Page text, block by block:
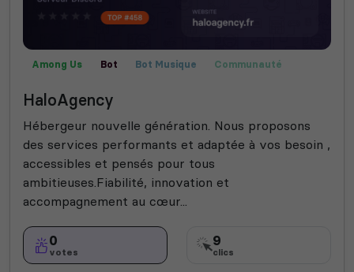
Among Us Bot Bot Musique
Communauté
HaloAgency
Hébergeur nouvelle génération. Nous proposons
des services performants et adaptée à vos besoin ,
accessibles et pensés pour tous
ambitieuses.Fiabilité, innovation et
accompagnement au cœur...
0
votes
9
clics